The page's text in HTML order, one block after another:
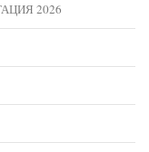
2026